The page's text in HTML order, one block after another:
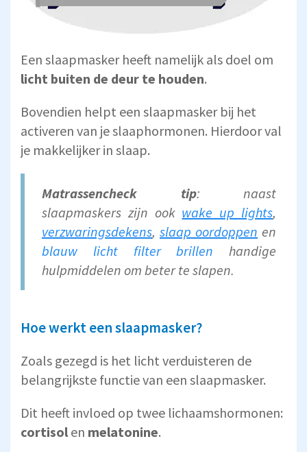
Een slaapmasker heeft namelijk als doel om
licht buiten de deur te houden.
Bovendien helpt een slaapmasker bij het
activeren van je slaaphormonen. Hierdoor val
je makkelijker in slaap.
Matrassencheck tip: naast
slaapmaskers zijn ook wake up lights,
verzwaringsdekens, slaap oordoppen en
blauw licht filter brillen handige
hulpmiddelen om beter te slapen.
Hoe werkt een slaapmasker?
Zoals gezegd is het licht verduisteren de
belangrijkste functie van een slaapmasker.
Dit heeft invloed op twee lichaamshormonen:
cortisol en melatonine.